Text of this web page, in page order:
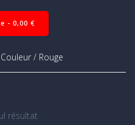
- 0,00 €
/ Rouge
résultat